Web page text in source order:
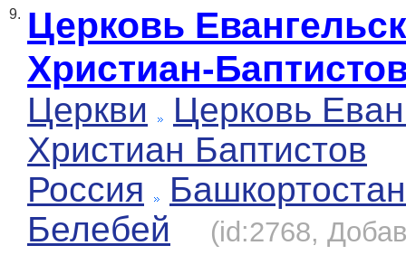
9. Церковь
Христиан-
Церкви
Церковь
Христиан Баптистов
Россия
Башкортостан
Белебей
(id:2768,